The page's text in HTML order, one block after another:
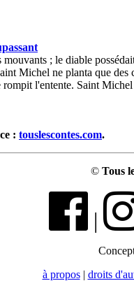
; le diable
Michel ne planta que
l'entente. Saint
: touslescontes.com.
© Tous
|
à propos| droits